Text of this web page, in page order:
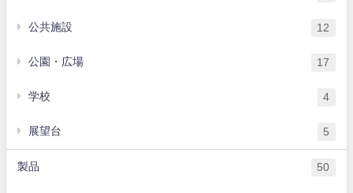
公共施設 12
公園・広場 17
学校 4
展望台 5
製品 50